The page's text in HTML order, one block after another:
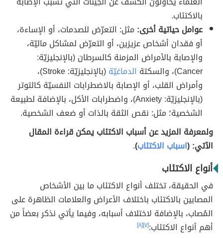
بالاكتئاب.
عوامل حياتية أخرى: مثل: التعرّض للصدمات، أو الإساءة،
أو فقدان أشخاص عزيزين، أو التعرّض لمشاكل ماليّة،
والإصابة بالأمراض المزمنة كالسرطان (بالإنجليزيّة:
Cancer)، والسكتة
الدماغيّة
(بالإنجليزيّة: Stroke)،
وأمراض القلب، أو الإصابة بالاضطرابات النفسيّة كالتوتر
(بالإنجليزيّة: Anxiety)، واضطرابات الأكل، بالإضافة لطبيعة
الشخصية؛ مثل: نقص الثقة بالذات أو ضعف الشخصية.
ولمعرفة المزيد عن أسباب الاكتئاب يمكن قراءة المقال
الآتي: (اسباب الاكتئاب)
.
أنواع الاكتئاب
في الحقيقة، تختلف أنواع الاكتئاب ما بين الأشخاص
المصابين بالاكتئاب باختلاف الأعراض والعلامات الظاهرة على
المُصاب، بالإضافة لاختلاف أسبابه، وفيما يأتي نذكر بعضاً من
أهم أنواع الاكتئاب:[٧] [٨]